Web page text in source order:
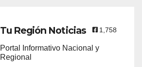
Tu Región Noticias 1,758
Portal Informativo Nacional y
Regional